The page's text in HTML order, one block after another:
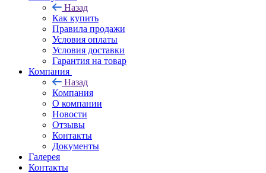
Назад
Как купить
Правила продажи
Условия оплаты
Условия доставки
Гарантия на товар
Компания
Назад
Компания
О компании
Новости
Отзывы
Контакты
Документы
Галерея
Контакты